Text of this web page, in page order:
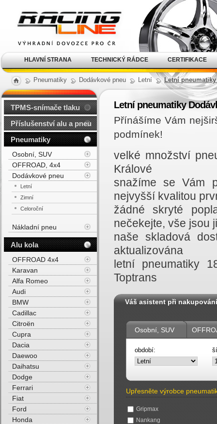
Pneumatiky Dodávkové pneu Letní Letní pneumatiky
Letní pneumatiky
Přínášíme Vám
podmínek!
velké množství
Králové
snažíme se Vám
nejvyšší kvalitou
žádné skryté
nečekejte, vše jsou
naše skladová
aktualizována
letní pneumatiky
Toptrans
Váš asistent při nakupování
Osobní, SUV
období:
Upřesněte výrobce
Gripmax
Nankang
TPMS-snímače tlaku
Příslušenství alu a pneu
Pneumatiky
Osobní, SUV
OFFROAD, 4x4
Dodávkové pneu
Letní
Zimní
Celoroční
Nákladní pneu
Alu kola
OFFROAD 4x4
Karavan
Alfa Romeo
Audi
BMW
Cadillac
Citroën
Cupra
Dacia
Daewoo
Daihatsu
Dodge
Ferrari
Fiat
Ford
Honda
kola Racing Line
HLAVNÍ STRANA TECHNICKÝ RÁDCE CERTIFIKACE